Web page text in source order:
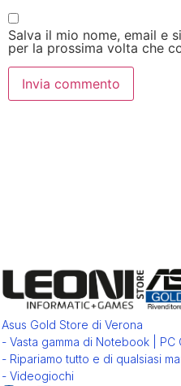
Salva il mio nome, email e
per la prossima volta che
Asus Gold Store di Verona
- Vasta gamma di Notebook | PC
- Ripariamo tutto e di qualsiasi
- Videogiochi